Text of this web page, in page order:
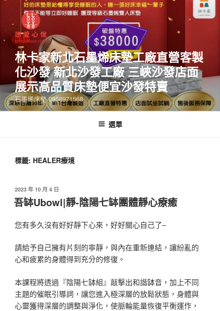
林卡家新北石墨烯床墊工廠直營客製
化沙發 新北沙發工廠 三峽沙發店面
展示高品質床墊便宜沙發特賣
石墨烯床墊 0958971568
選單
標籤: HEALER療境
2023 年 10 月 4 日
吾缽Ubowl|靜-陰陽七缽團體靜心療癒
您有多久沒有好好靜下心來，好好關心自己了–
請給予自己擁有片刻的寧靜，與內在重新連結，讓紛亂的
心和疲累的身體得到充分的修復。
本課程將透過『陰陽七缽組』敲擊出和諧缽音，加上不同
主題的催眠引導詞，讓您進入極深層的放鬆狀態，身體與
心靈獲得深層的調整與淨化，使脈輪能量恢復平衡運作，